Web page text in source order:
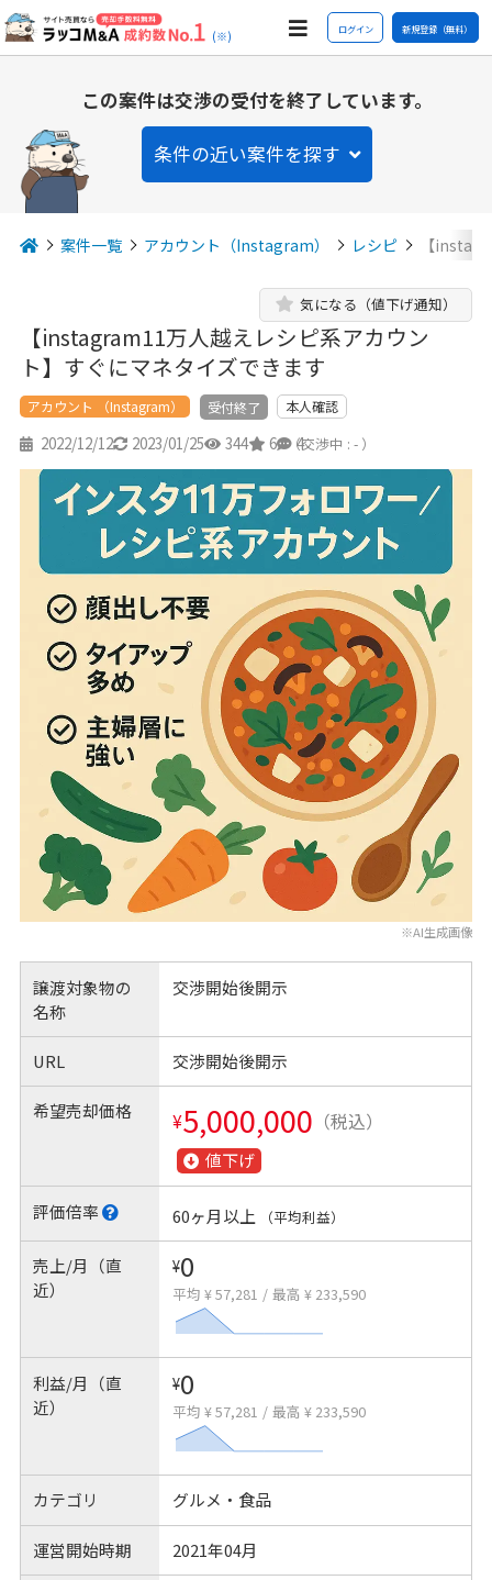
(※) ログイン 新規登録（無料）
この案件は交渉の受付を終了しています。
条件の近い案件を探す
案件一覧 アカウント（Instagram） レシピ 【
【instagram11万人越えレシピ系アカウン
ト】すぐにマネタイズできます
気になる（値下げ通知）
アカウント （Instagram） 受付終了 本人確認
2022/12/12 2023/01/25 344 6 4
（交渉中 : - ）
※AI生成画像
譲渡対象物の
名称
交渉開始後開示
URL 交渉開始後開示
希望売却価格 ¥5,000,000 （税込）
値下げ
評価倍率 60ヶ月以上 （平均利益）
売上/月（直
近）
¥0
平均 ¥ 57,281 / 最高 ¥ 233,590
利益/月（直
近）
¥0
平均 ¥ 57,281 / 最高 ¥ 233,590
カテゴリ グルメ・食品
運営開始時期 2021年04月